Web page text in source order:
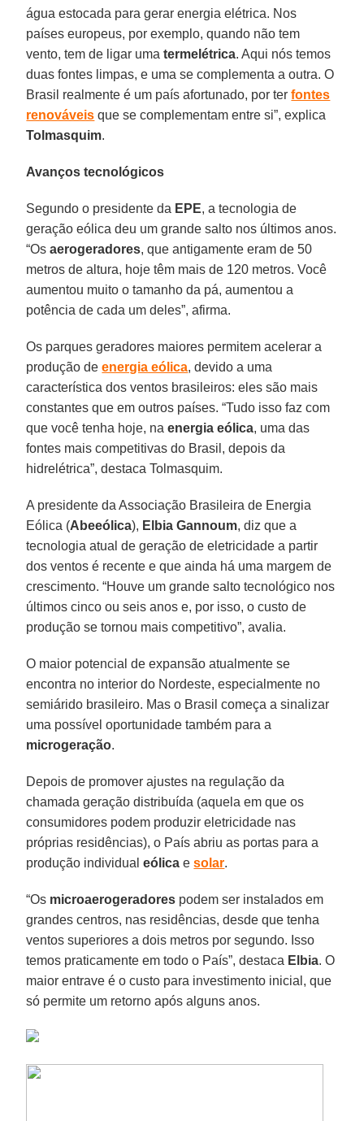
água estocada para gerar energia elétrica. Nos
países europeus, por exemplo, quando não tem
vento, tem de ligar umatermelétrica. Aqui nós temos
duas fontes limpas, e uma se complementa a outra. O
Brasil realmente é um país afortunado, por terfontes
renováveis que se complementam entre si”, explica
Tolmasquim.
Avanços tecnológicos
Segundo o presidente da EPE, a tecnologia de
geração eólica deu um grande salto nos últimos anos.
“Osaerogeradores, que antigamente eram de 50
metros de altura, hoje têm mais de 120 metros. Você
aumentou muito o tamanho da pá, aumentou a
potência de cada um deles”, afirma.
Os parques geradores maiores permitem acelerar a
produção deenergia eólica, devido a uma
característica dos ventos brasileiros: eles são mais
constantes que em outros países. “Tudo isso faz com
que você tenha hoje, naenergia eólica, uma das
fontes mais competitivas do Brasil, depois da
hidrelétrica”, destaca Tolmasquim.
A presidente da Associação Brasileira de Energia
Eólica (Abeeólica), Elbia Gannoum, diz que a
tecnologia atual de geração de eletricidade a partir
dos ventos é recente e que ainda há uma margem de
crescimento. “Houve um grande salto tecnológico nos
últimos cinco ou seis anos e, por isso, o custo de
produção se tornou mais competitivo”, avalia.
O maior potencial de expansão atualmente se
encontra no interior do Nordeste, especialmente no
semiárido brasileiro. Mas o Brasil começa a sinalizar
uma possível oportunidade também para a
microgeração.
Depois de promover ajustes na regulação da
chamada geração distribuída (aquela em que os
consumidores podem produzir eletricidade nas
próprias residências), o País abriu as portas para a
produção individualeólica esolar.
“Os microaerogeradores podem ser instalados em
grandes centros, nas residências, desde que tenha
ventos superiores a dois metros por segundo. Isso
temos praticamente em todo o País”, destaca Elbia. O
maior entrave é o custo para investimento inicial, que
só permite um retorno após alguns anos.